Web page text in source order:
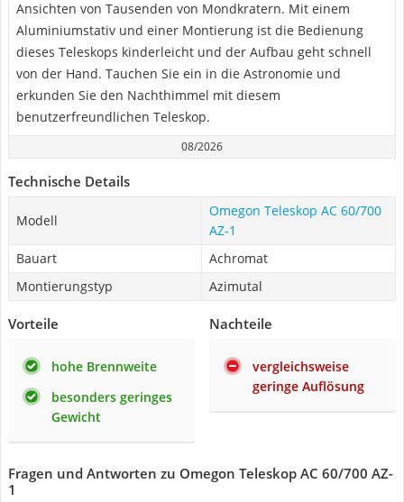
Ansichten von Tausenden von Mondkratern. Mit einem
Aluminiumstativ und einer Montierung ist die Bedienung
dieses Teleskops kinderleicht und der Aufbau geht schnell
von der Hand. Tauchen Sie ein in die Astronomie und
erkunden Sie den Nachthimmel mit diesem
benutzerfreundlichen Teleskop.
08/2026
Technische Details
Modell
Omegon Teleskop AC 60/700
AZ-1
Bauart
Achromat
Montierungstyp
Azimutal
Vorteile
hohe Brennweite
besonders geringes
Gewicht
Nachteile
vergleichsweise
geringe Auflösung
Fragen und Antworten zu Omegon Teleskop AC 60/700 AZ-
1